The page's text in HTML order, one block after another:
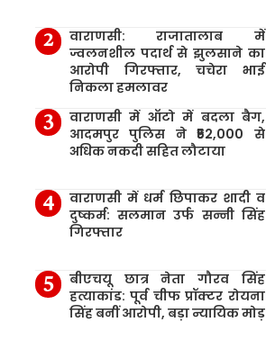
वाराणसी: राजातालाब में
ज्वलनशील पदार्थ से झुलसाने का
आरोपी गिरफ्तार, चचेरा भाई
निकला हमलावर
वाराणसी में ऑटो में बदला बैग,
आदमपुर पुलिस ने ₹52,000 से
अधिक नकदी सहित लौटाया
वाराणसी में धर्म छिपाकर शादी व
दुष्कर्म: सलमान उर्फ सन्नी सिंह
गिरफ्तार
बीएचयू छात्र नेता गौरव सिंह
हत्याकांड: पूर्व चीफ प्रॉक्टर रोयना
सिंह बनीं आरोपी, बड़ा न्यायिक मोड़